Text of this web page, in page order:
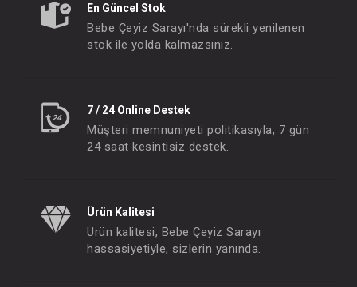
En Güncel Stok
Bebe Çeyiz Sarayı'nda sürekli yenilenen
stok ile yolda kalmazsınız.
7 / 24 Online Destek
Müşteri memnuniyeti politikasıyla, 7 gün
24 saat kesintisiz destek.
Ürün Kalitesi
Ürün kalitesi, Bebe Çeyiz Sarayı
hassasiyetiyle, sizlerin yanında.